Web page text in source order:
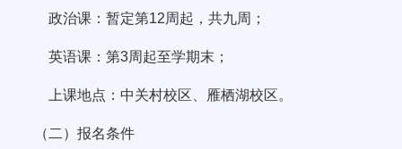
政治课：暂定第12周起，共九周；
英语课：第3周起至学期末；
上课地点：中关村校区、雁栖湖校区。
（二）报名条件